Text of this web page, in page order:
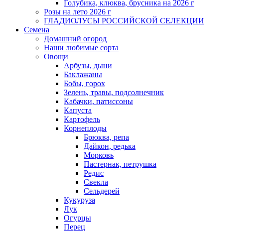
Голубика, клюква, брусника на 2026 г
Розы на лето 2026 г
ГЛАДИОЛУСЫ РОССИЙСКОЙ СЕЛЕКЦИИ
Семена
Домашний огород
Наши любимые сорта
Овощи
Арбузы, дыни
Баклажаны
Бобы, горох
Зелень, травы, подсолнечник
Кабачки, патиссоны
Капуста
Картофель
Корнеплоды
Брюква, репа
Дайкон, редька
Морковь
Пастернак, петрушка
Редис
Свекла
Сельдерей
Кукуруза
Лук
Огурцы
Перец